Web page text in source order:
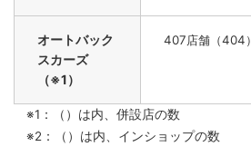
オートバック
スカーズ
（※1）
407店舗（404）
※1：（）は内、併設店の数
※2：（）は内、インショップの数